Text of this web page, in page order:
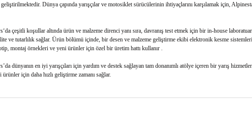
geliştirilmektedir. Dünya çapında yarışçılar ve motosiklet sürücülerinin ihtiyaçlarını karşılamak için,
çeşitli koşullar altında ürün ve malzeme direnci yanı sıra, davranış test etmek için bir in-house
ve tutarlılık sağlar. Ürün bölümü içinde, bir desen ve malzeme geliştirme ekibi elektronik kesme
montaj örnekleri ve yeni ürünler için özel bir üretim hattı kullanır .
dünyanın en iyi yarışçıları için yardım ve destek sağlayan tam donanımlı atölye içeren bir yarış
ürünler için daha hızlı geliştirme zamanı sağlar.